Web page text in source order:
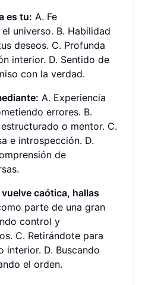
es tu: A. Fe
universo. B. Habilidad
deseos. C. Profunda
interior. D. Sentido de
con la verdad.
A. Experiencia
errores. B.
o mentor. C.
e introspección. D.
de
caótica, hallas
parte de una gran
control y
C. Retirándote para
interior. D. Buscando
el orden.